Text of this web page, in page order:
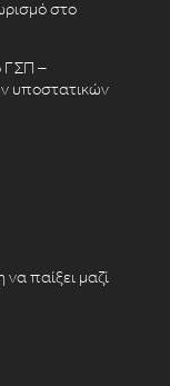
στο
ΓΣΠ –
υποστατικών
παίξει μαζί